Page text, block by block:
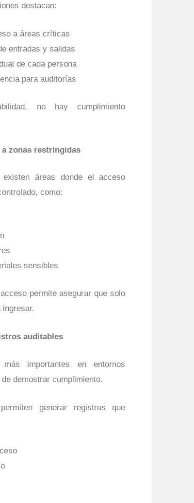
destacan:
a áreas críticas
entradas y salidas
de cada persona
para auditorías
no hay cumplimiento
zonas restringidas
existen áreas donde el acceso
como:
sensibles
permite asegurar que solo
ingresar.
auditables
importantes en entornos
demostrar cumplimiento.
generar registros que